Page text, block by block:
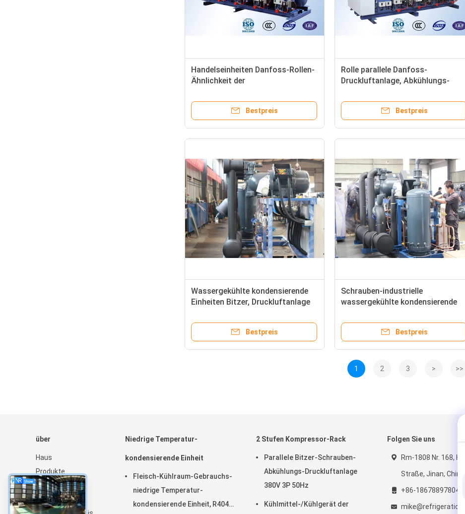
Handelseinheiten Danfoss-Rollen-
Ähnlichkeit der
kondensierende
Bestpreis
Rolle parallele Danfoss-
Druckluftanlage, Abkühlungs-
Bestpreis
Wassergekühlte kondensierende
Einheiten Bitzer, Druckluftanlage
Bestpreis
Schrauben-industrielle
wassergekühlte kondensierende
Bestpreis
1 2 3 > >>
über
Haus
Produkte
Über uns
Nachrichten
Niedrige Temperatur-
kondensierende Einheit
Fleisch-Kühlraum-Gebrauchs-
niedrige Temperatur-
kondensierende Einheit, R404a,
2 Stufen Kompressor-Rack
Parallele Bitzer-Schrauben-
Abkühlungs-Druckluftanlage
380V 3P 50Hz
Kühlmittel-/Kühlgerät der
Folgen Sie uns
Rm-1808 Nr. 168,
Straße, Jinan,
+86-18678897804